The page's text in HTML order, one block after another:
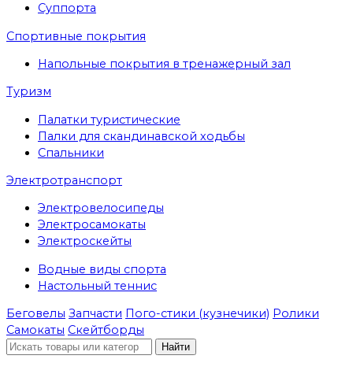
Суппорта
Спортивные покрытия
Напольные покрытия в тренажерный зал
Туризм
Палатки туристические
Палки для скандинавской ходьбы
Спальники
Электротранспорт
Электровелосипеды
Электросамокаты
Электроскейты
Водные виды спорта
Настольный теннис
Беговелы Запчасти Пого-стики (кузнечики) Ролики
Самокаты Скейтборды
Найти